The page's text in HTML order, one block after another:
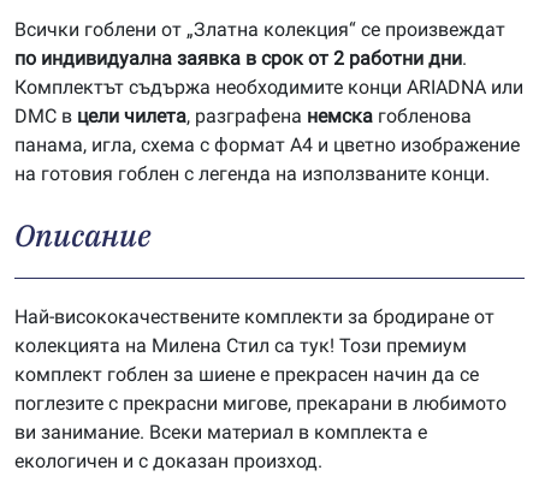
Всички гоблени от „Златна колекция“ се произвеждат
по индивидуална заявка в срок от 2 работни дни.
Комплектът съдържа необходимите конци ARIADNA или
DMC в цели чилета, разграфена немска гобленова
панама, игла, схема с формат А4 и цветно изображение
на готовия гоблен с легенда на използваните конци.
Описание
Най-висококачествените комплекти за бродиране от
колекцията на Милена Стил са тук! Този премиум
комплект гоблен за шиене е прекрасен начин да се
поглезите с прекрасни мигове, прекарани в любимото
ви занимание. Всеки материал в комплекта е
екологичен и с доказан произход.